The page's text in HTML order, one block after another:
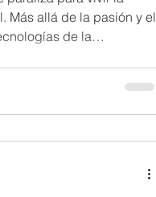
Más allá de la pasión y el
de la
y el análisis de los
la forma en que se vive